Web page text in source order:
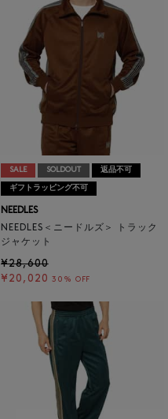
SALE SOLDOUT 返品不可
ギフトラッピング不可
NEEDLES
NEEDLES＜ニードルズ＞ トラック
ジャケット
¥28,600
¥20,020 30% OFF